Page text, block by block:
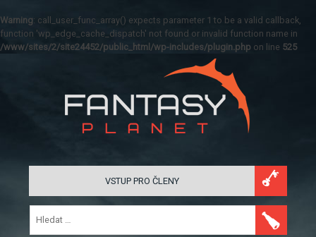
Warning: call_user_func_array() expects parameter 1 to be a valid callback,
function 'wp_edge_cache_dispatch' not found or invalid function name in
/www/sites/2/site24452/public_html/wp-includes/plugin.php on line 525
VSTUP PRO ČLENY